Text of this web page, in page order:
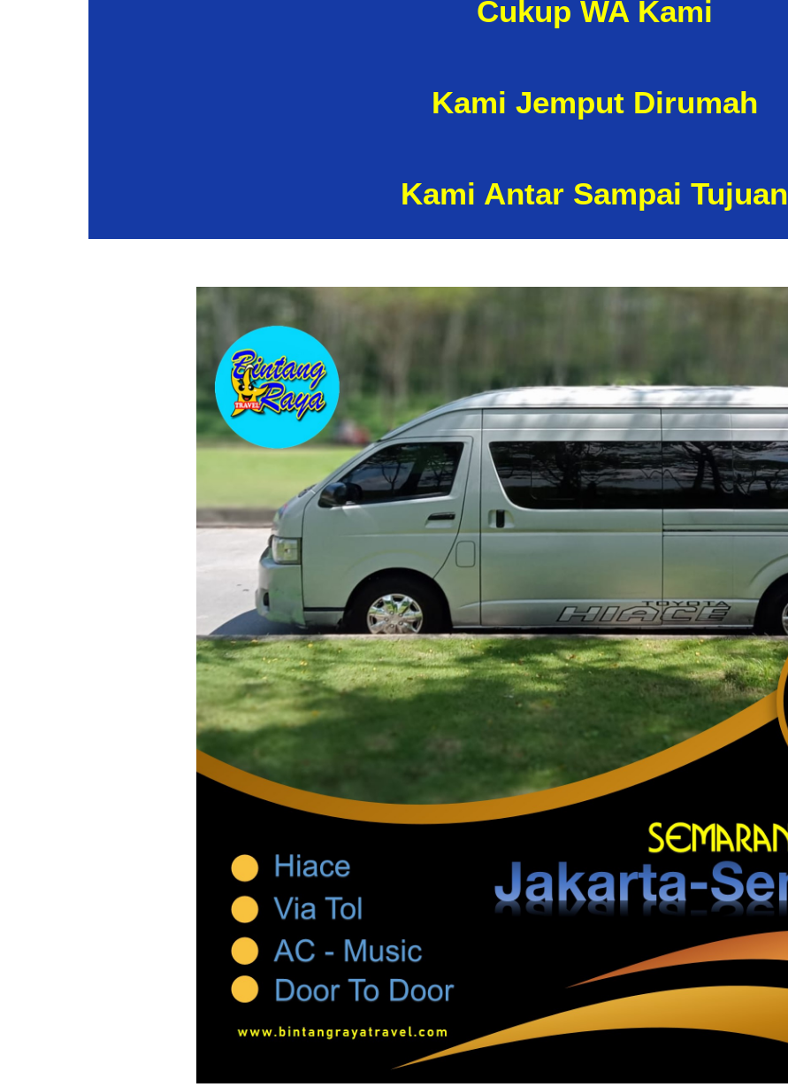
Cukup WA Kami
Kami Jemput Dirumah
Kami Antar Sampai Tujuan